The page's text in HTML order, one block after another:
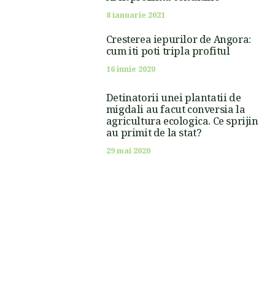
8 ianuarie 2021
Cresterea iepurilor de Angora:
cum iti poti tripla profitul
16 iunie 2020
Detinatorii unei plantatii de
migdali au facut conversia la
agricultura ecologica. Ce sprijin
au primit de la stat?
29 mai 2020